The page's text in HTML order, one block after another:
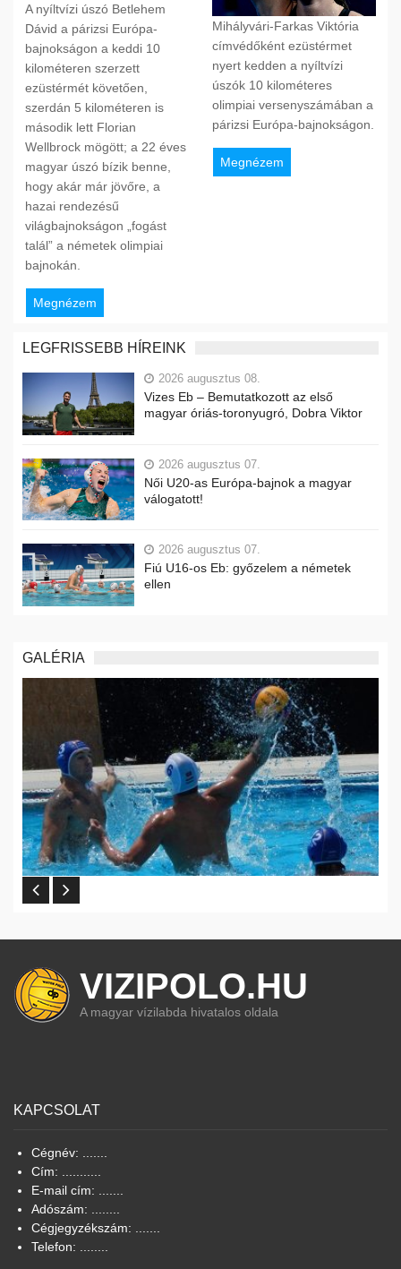
A nyíltvízi úszó Betlehem
Dávid a párizsi Európa-
bajnokságon a keddi 10
kilométeren szerzett
ezüstérmét követően,
szerdán 5 kilométeren is
második lett Florian
Wellbrock mögött; a 22 éves
magyar úszó bízik benne,
hogy akár már jövőre, a
hazai rendezésű
világbajnokságon „fogást
talál” a németek olimpiai
bajnokán.
Megnézem
Mihályvári-Farkas Viktória
címvédőként ezüstérmet
nyert kedden a nyíltvízi
úszók 10 kilométeres
olimpiai versenyszámában a
párizsi Európa-bajnokságon.
Megnézem
LEGFRISSEBB HÍREINK
2026 augusztus 08.
Vizes Eb – Bemutatkozott az első
magyar óriás-toronyugró, Dobra Viktor
2026 augusztus 07.
Női U20-as Európa-bajnok a magyar
válogatott!
2026 augusztus 07.
Fiú U16-os Eb: győzelem a németek
ellen
GALÉRIA
VIZIPOLO.HU
A magyar vízilabda hivatalos oldala
KAPCSOLAT
Cégnév: .......
Cím: ...........
E-mail cím: .......
Adószám: ........
Cégjegyzékszám: .......
Telefon: ........